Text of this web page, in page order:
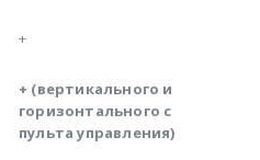
+
+ (вертикального и
горизонтального с
пульта управления)